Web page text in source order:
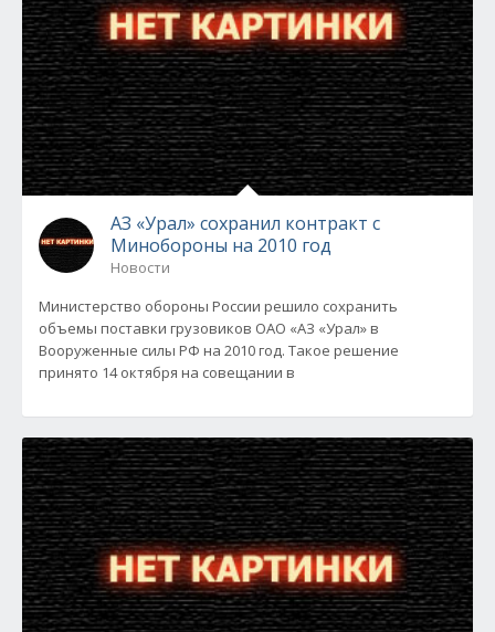
АЗ «Урал» сохранил контракт с
Минобороны на 2010 год
Новости
Министерство обороны России решило сохранить
объемы поставки грузовиков ОАО «АЗ «Урал» в
Вооруженные силы РФ на 2010 год. Такое решение
принято 14 октября на совещании в